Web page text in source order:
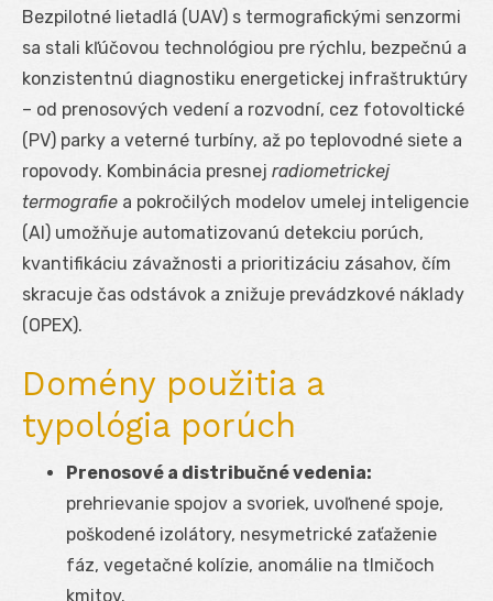
Bezpilotné lietadlá (UAV) s termografickými senzormi
sa stali kľúčovou technológiou pre rýchlu, bezpečnú a
konzistentnú diagnostiku energetickej infraštruktúry
– od prenosových vedení a rozvodní, cez fotovoltické
(PV) parky a veterné turbíny, až po teplovodné siete a
ropovody. Kombinácia presnej radiometrickej
termografie a pokročilých modelov umelej inteligencie
(AI) umožňuje automatizovanú detekciu porúch,
kvantifikáciu závažnosti a prioritizáciu zásahov, čím
skracuje čas odstávok a znižuje prevádzkové náklady
(OPEX).
Domény použitia a
typológia porúch
Prenosové a distribučné vedenia:
prehrievanie spojov a svoriek, uvoľnené spoje,
poškodené izolátory, nesymetrické zaťaženie
fáz, vegetačné kolízie, anomálie na tlmičoch
kmitov.